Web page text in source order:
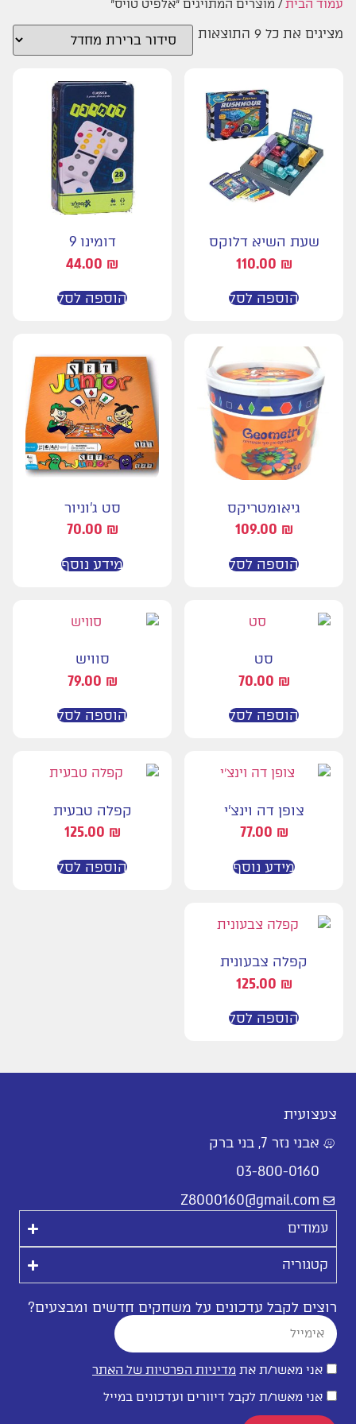
עמוד הבית/ מוצרים המתויגים “אלפיט טויס”
מציגים את כל ⁦9⁩ התוצאות
שעת השיא דלוקס
110.00 ₪
הוספה לסל
דומינו 9
44.00 ₪
הוספה לסל
גיאומטריקס
109.00 ₪
הוספה לסל
סט ג'וניור
70.00 ₪
מידע נוסף
סט
70.00 ₪
הוספה לסל
סוויש
79.00 ₪
הוספה לסל
צופן דה וינצ'י
77.00 ₪
מידע נוסף
קפלה טבעית
125.00 ₪
הוספה לסל
קפלה צבעונית
125.00 ₪
הוספה לסל
צעצועית
אבני נזר 7, בני ברק
03-800-0160
Z8000160@gmail.com
עמודים
קטגוריה
רוצים לקבל עדכונים על משחקים חדשים ומבצעים?
אני מאשר/ת את מדיניות הפרטיות של האתר
אני מאשר/ת לקבל דיוורים ועדכונים במייל